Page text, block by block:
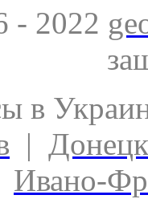
- 2022
в
| Донецк
Ивано-